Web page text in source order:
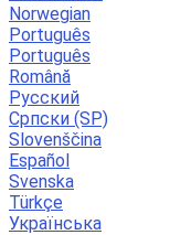
Norwegian
Português
Português
Română
Русский
Српски (SP)
Slovenščina
Español
Svenska
Türkçe
Українська